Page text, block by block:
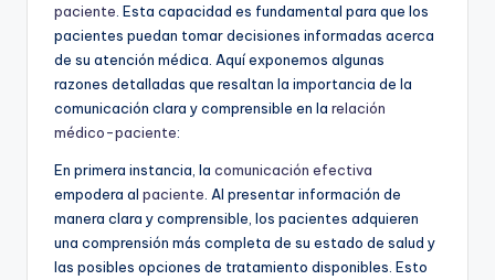
paciente . Esta capacidad es fundamental para que los
pacientes puedan tomar decisiones informadas acerca
de su atención médica. Aquí exponemos algunas
razones detalladas que resaltan la importancia de la
comunicación clara y comprensible en la relación
médico-paciente:
En primera instancia, la comunicación efectiva
empodera al paciente . Al presentar información de
manera clara y comprensible, los pacientes adquieren
una comprensión más completa de su estado de salud y
las posibles opciones de tratamiento disponibles. Esto